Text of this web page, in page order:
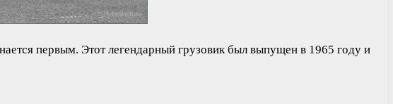
первым. Этот легендарный грузовик был выпущен в 1965 году и